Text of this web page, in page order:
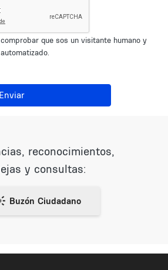
que sos un visitante humano y
Enviar
reconocimientos,
y consultas: